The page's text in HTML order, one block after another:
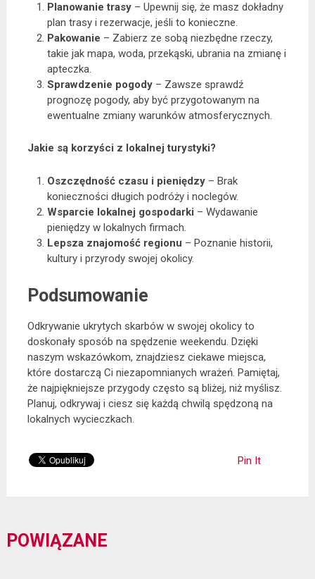
Planowanie trasy – Upewnij się, że masz dokładny
plan trasy i rezerwacje, jeśli to konieczne.
Pakowanie – Zabierz ze sobą niezbędne rzeczy,
takie jak mapa, woda, przekąski, ubrania na zmianę i
apteczka.
Sprawdzenie pogody – Zawsze sprawdź
prognozę pogody, aby być przygotowanym na
ewentualne zmiany warunków atmosferycznych.
Jakie są korzyści z lokalnej turystyki?
Oszczędność czasu i pieniędzy – Brak
konieczności długich podróży i noclegów.
Wsparcie lokalnej gospodarki – Wydawanie
pieniędzy w lokalnych firmach.
Lepsza znajomość regionu – Poznanie historii,
kultury i przyrody swojej okolicy.
Podsumowanie
Odkrywanie ukrytych skarbów w swojej okolicy to
doskonały sposób na spędzenie weekendu. Dzięki
naszym wskazówkom, znajdziesz ciekawe miejsca,
które dostarczą Ci niezapomnianych wrażeń. Pamiętaj,
że najpiękniejsze przygody często są bliżej, niż myślisz.
Planuj, odkrywaj i ciesz się każdą chwilą spędzoną na
lokalnych wycieczkach.
Pin It
POWIĄZANE